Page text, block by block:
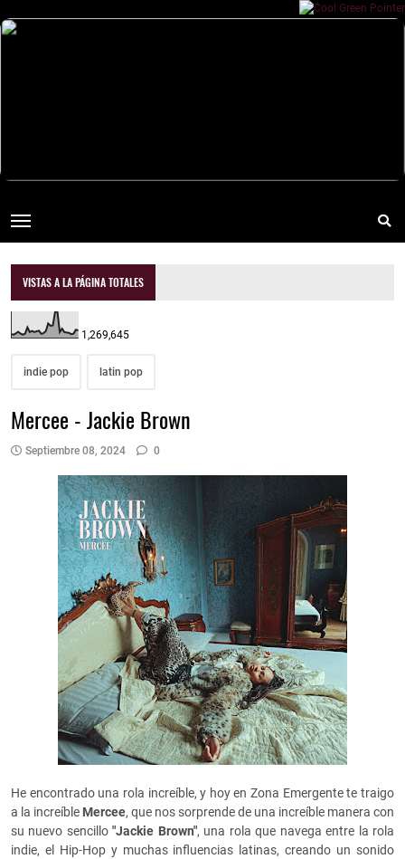
VISTAS A LA PÁGINA TOTALES
1,269,645
indie pop latin pop
Mercee - Jackie Brown
Septiembre 08, 2024 0
He encontrado una rola increíble, y hoy en Zona Emergente te traigo
a la increíble Mercee, que nos sorprende de una increíble manera con
su nuevo sencillo"Jackie Brown", una rola que navega entre la rola
indie, el Hip-Hop y muchas influencias latinas, creando un sonido